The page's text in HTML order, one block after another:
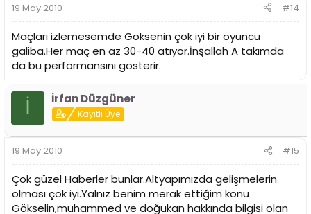
19 May 2010 #14
Maçları izlemesemde Göksenin çok iyi bir oyuncu
galiba.Her maç en az 30-40 atıyor.İnşallah A takımda
da bu performansını gösterir.
İ İrfan Düzgüner
Kayıtlı Üye
19 May 2010 #15
Çok güzel Haberler bunlar.Altyapımızda gelişmelerin
olması çok iyi.Yalnız benim merak ettiğim konu
Gökselin,muhammed ve doğukan hakkında bilgisi olan